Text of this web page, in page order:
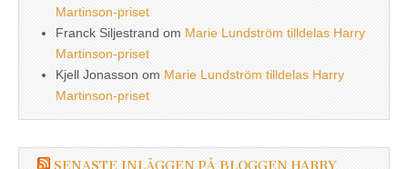
Martinson-priset
Franck Siljestrand om Marie Lundström tilldelas Harry
Martinson-priset
Kjell Jonasson om Marie Lundström tilldelas Harry
Martinson-priset
SENASTE INLÄGGEN PÅ BLOGGEN HARRY